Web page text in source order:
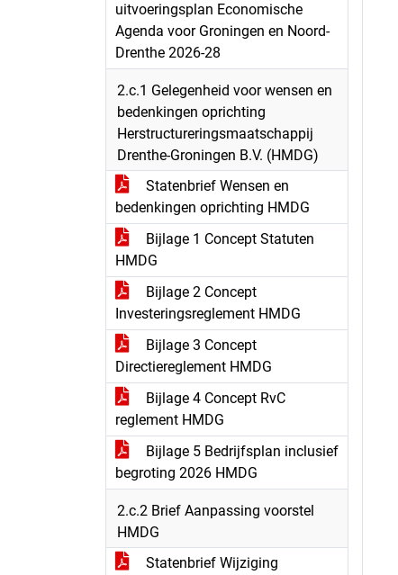
uitvoeringsplan Economische
Agenda voor Groningen en Noord-
Drenthe 2026-28
2.c.1 Gelegenheid voor wensen en
bedenkingen oprichting
Herstructureringsmaatschappij
Drenthe-Groningen B.V. (HMDG)
Statenbrief Wensen en
bedenkingen oprichting HMDG
Bijlage 1 Concept Statuten
HMDG
Bijlage 2 Concept
Investeringsreglement HMDG
Bijlage 3 Concept
Directiereglement HMDG
Bijlage 4 Concept RvC
reglement HMDG
Bijlage 5 Bedrijfsplan inclusief
begroting 2026 HMDG
2.c.2 Brief Aanpassing voorstel
HMDG
Statenbrief Wijziging